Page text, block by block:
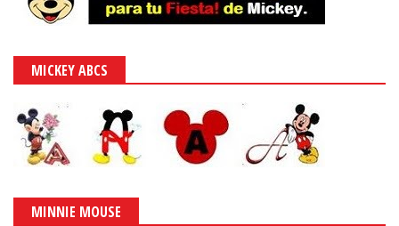
MICKEY ABCS
MINNIE MOUSE